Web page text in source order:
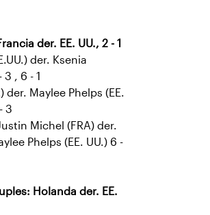
der. EE. UU., 2 - 1
der. Ksenia
, 6 - 1
der. Maylee Phelps (EE.
3
Michel (FRA) der.
Phelps (EE. UU.) 6 -
Holanda der. EE.